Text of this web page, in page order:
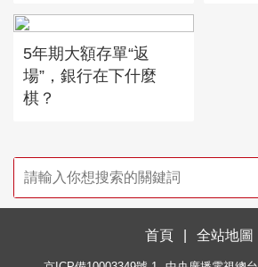
5年期大額存單“返
場”，銀行在下什麼
棋？
首頁 全站地圖